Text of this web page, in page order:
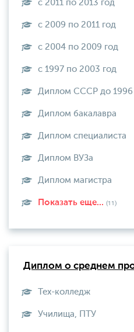
с 2011 по 2013 год
с 2009 по 2011 год
с 2004 по 2009 год
с 1997 по 2003 год
Диплом СССР до 1996
Диплом бакалавра
Диплом специалиста
Диплом ВУЗа
Диплом магистра
Показать еще... (11)
Диплом о среднем
Тех-колледж
Училища, ПТУ